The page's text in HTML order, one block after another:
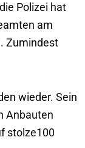
Polizei hat
am
Zumindest
wieder. Sein
Anbauten
stolze100